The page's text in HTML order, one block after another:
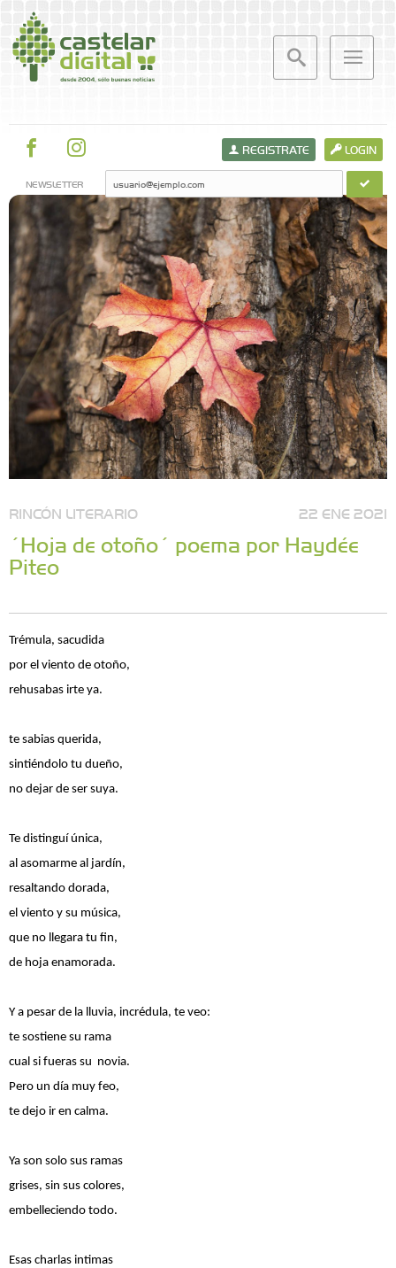
LOGIN
REGISTRATE
NEWSLETTER
RINCÓN LITERARIO 22 ENE 2021
´Hoja de otoño´ poema por Haydée
Piteo
Trémula, sacudida
por el viento de otoño,
rehusabas irte ya.
te sabias querida,
sintiéndolo tu dueño,
no dejar de ser suya.
Te distinguí única,
al asomarme al jardín,
resaltando dorada,
el viento y su música,
que no llegara tu fin,
de hoja enamorada.
Y a pesar de la lluvia, incrédula, te veo:
te sostiene su rama
cual si fueras su novia.
Pero un día muy feo,
te dejo ir en calma.
Ya son solo sus ramas
grises, sin sus colores,
embelleciendo todo.
Esas charlas intimas